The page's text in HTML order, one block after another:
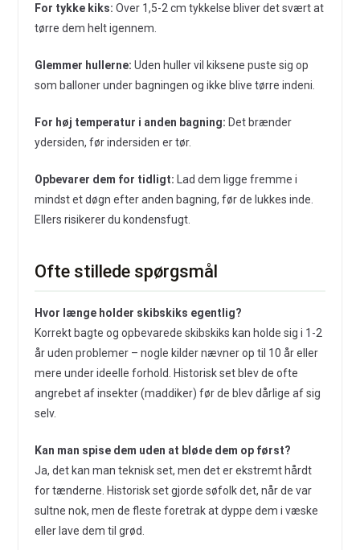
For tykke kiks: Over 1,5-2 cm tykkelse bliver det svært at
tørre dem helt igennem.
Glemmer hullerne: Uden huller vil kiksene puste sig op
som balloner under bagningen og ikke blive tørre indeni.
For høj temperatur i anden bagning: Det brænder
ydersiden, før indersiden er tør.
Opbevarer dem for tidligt: Lad dem ligge fremme i
mindst et døgn efter anden bagning, før de lukkes inde.
Ellers risikerer du kondensfugt.
Ofte stillede spørgsmål
Hvor længe holder skibskiks egentlig?
Korrekt bagte og opbevarede skibskiks kan holde sig i 1-2
år uden problemer – nogle kilder nævner op til 10 år eller
mere under ideelle forhold. Historisk set blev de ofte
angrebet af insekter (maddiker) før de blev dårlige af sig
selv.
Kan man spise dem uden at bløde dem op først?
Ja, det kan man teknisk set, men det er ekstremt hårdt
for tænderne. Historisk set gjorde søfolk det, når de var
sultne nok, men de fleste foretrak at dyppe dem i væske
eller lave dem til grød.